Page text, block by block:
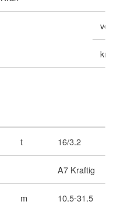
kran
t 16/3.2
A7 Kraftig
m 10.5-31.5